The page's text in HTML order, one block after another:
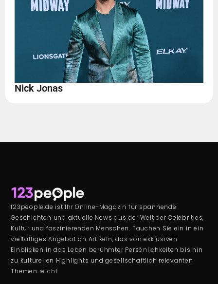
Nick Jonas
123people.de ist Ihr Online-Magazin für spannende
Geschichten und aktuelle News aus der Welt der Celebrities,
Kultur und faszinierenden Menschen. Tauchen Sie ein in ein
vielfältiges Angebot an Artikeln, das von exklusiven
Einblicken in das Leben berühmter Persönlichkeiten bis hin
zu kulturellen Highlights und gesellschaftlich relevanten
Themen reicht.